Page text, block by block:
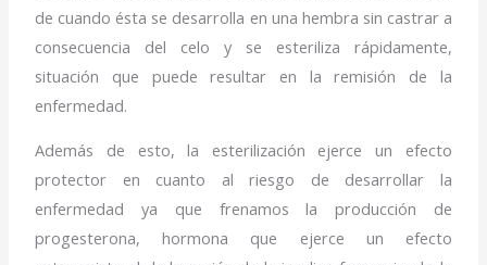
de cuando ésta se desarrolla en una hembra sin castrar a
consecuencia del celo y se esteriliza rápidamente,
situación que puede resultar en la remisión de la
enfermedad.
Además de esto, la esterilización ejerce un efecto
protector en cuanto al riesgo de desarrollar la
enfermedad ya que frenamos la producción de
progesterona, hormona que ejerce un efecto